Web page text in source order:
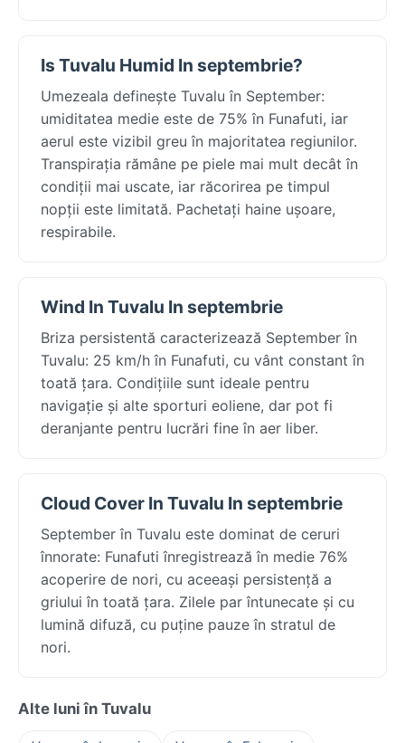
Is Tuvalu Humid In septembrie?
Umezeala definește Tuvalu în September:
umiditatea medie este de 75% în Funafuti, iar
aerul este vizibil greu în majoritatea regiunilor.
Transpirația rămâne pe piele mai mult decât în
condiții mai uscate, iar răcorirea pe timpul
nopții este limitată. Pachetați haine ușoare,
respirabile.
Wind In Tuvalu In septembrie
Briza persistentă caracterizează September în
Tuvalu: 25 km/h în Funafuti, cu vânt constant în
toată țara. Condițiile sunt ideale pentru
navigație și alte sporturi eoliene, dar pot fi
deranjante pentru lucrări fine în aer liber.
Cloud Cover In Tuvalu In septembrie
September în Tuvalu este dominat de ceruri
înnorate: Funafuti înregistrează în medie 76%
acoperire de nori, cu aceeași persistență a
griului în toată țara. Zilele par întunecate și cu
lumină difuză, cu puține pauze în stratul de
nori.
Alte luni în Tuvalu